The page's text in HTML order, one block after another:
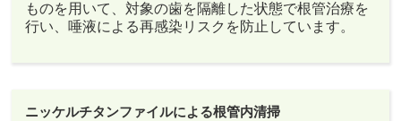
ものを用いて、対象の歯を隔離した状態で根管治療を
行い、唾液による再感染リスクを防止しています。
ニッケルチタンファイルによる根管内清掃